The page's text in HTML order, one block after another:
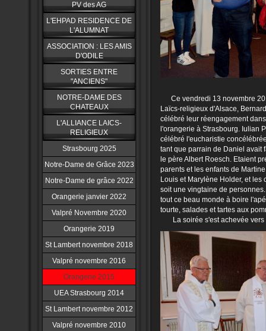
PV des AG
L'EHPAD RESIDENCE DE
L'ALUMNAT
ASSOCIATION : LES AMIS
D'ODILE
SORTIES ENTRE
"ANCIENS"
NOTRE-DAME DES
CHATEAUX
L'ALLIANCE LAICS-
RELIGIEUX
Strasbourg 2025
Notre-Dame de Grâce 2023
Notre-Dame de grâce 2022
Orangerie janvier 2022
Valpré Novembre 2020
Orangerie 2019
St Lambert novembre 2018
Valpré novembre 2016
Orangerie 2015
UEA Strasbourg 2014
St Lambert novembre 2012
Valpré novembre 2010
Ce vendredi 13 novembre
Laïcs-religieux d'Alsace,
célébré leur réengagement
l'orangerie à Strasbourg. Iulian
célébré l'eucharistie
tant que parrain de Daniel avait
le père Albert Roesch. Etaient
parents et les enfants de
Louis et Marylène Holder, et
soit une vingtaine de
tout ce beau monde à boire
tourte, salades et tartes aux
La soirée s'est achevée vers